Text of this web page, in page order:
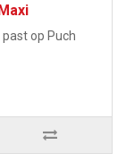
op Puch